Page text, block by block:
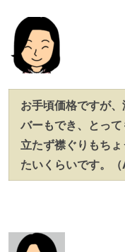
お手頃価格ですが
バーもでき、とっ
立たず襟ぐりもち
たいくらいです。（